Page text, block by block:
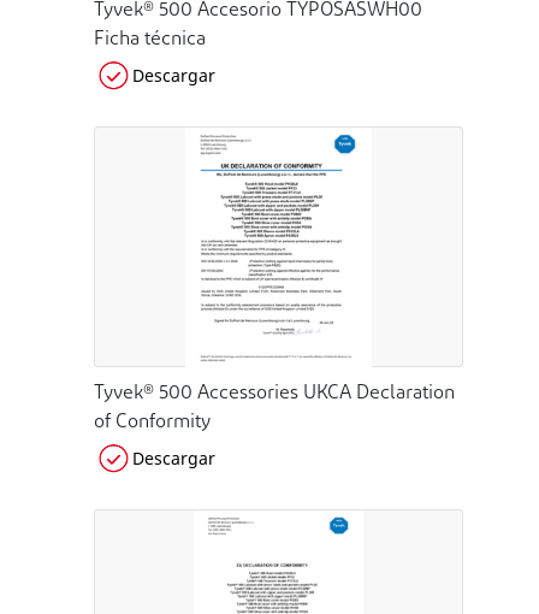
Tyvek® 500 Accesorio TYPOSASWH00
Ficha técnica
Descargar
Tyvek® 500 Accessories UKCA Declaration
of Conformity
Descargar